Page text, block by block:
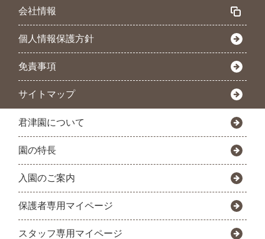
会社情報
個人情報保護方針
免責事項
サイトマップ
君津園について
園の特長
入園のご案内
保護者専用マイページ
スタッフ専用マイページ